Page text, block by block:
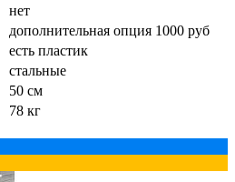
нет
дополнительная опция 1000 руб
есть пластик
стальные
50 см
78 кг